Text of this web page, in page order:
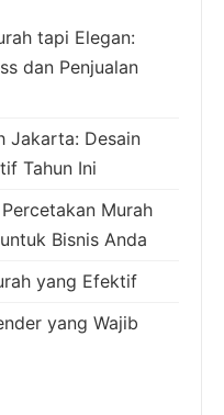
tapi Elegan:
dan Penjualan
Jakarta: Desain
Tahun Ini
Murah
Bisnis Anda
yang Efektif
yang Wajib